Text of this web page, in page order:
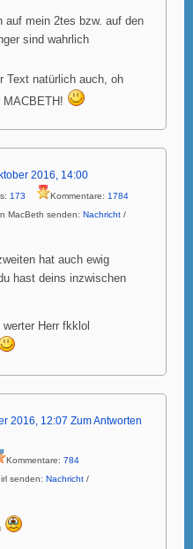
auf mein 2tes bzw. auf den
sind wahrlich
Text natürlich auch, oh
MACBETH!
2016, 14:00
173 Kommentare: 1784
MacBeth senden: Nachricht /
hat auch ewig
hast deins inzwischen
Herr fkklol
2016, 12:07 Zum Antworten
Kommentare: 784
senden: Nachricht /